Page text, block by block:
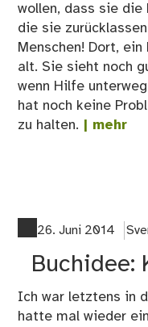
wollen, dass sie die
die sie
Menschen! Dort,
alt. Sie sieht noch
wenn Hilfe
hat noch keine
zu halten. | mehr
26. Juni 2014
Buchidee:
Ich war letztens in
hatte mal wieder